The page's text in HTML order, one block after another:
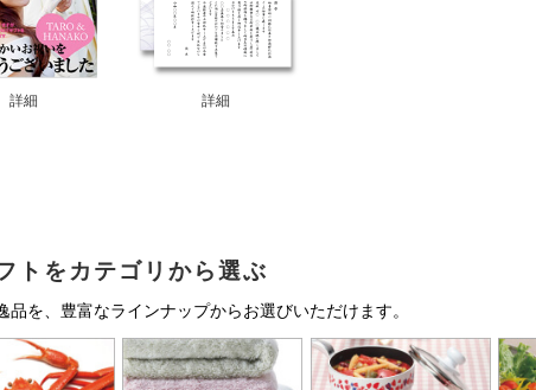
詳細 詳細
トをカテゴリから選ぶ
品を、豊富なラインナップからお選びいただけます。